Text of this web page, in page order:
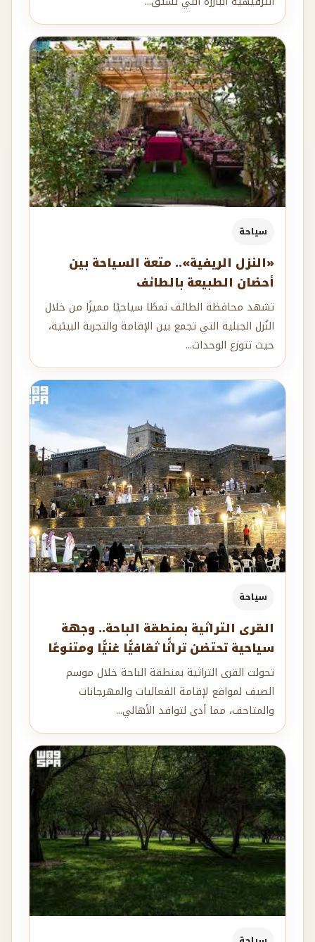
سياحة
«النزل الريفية».. متعة السياحة بين
أحضان الطبيعة بالطائف
تشهد محافظة الطائف نمطًا سياحيًا مميزًا من خلال
النُزل الجبلية التي تجمع بين الإقامة والتجربة البيئية،
حيث تتوزع الوحدات...
سياحة
القرى التراثية بمنطقة الباحة.. وجهة
سياحية تحتضن تراثًا ثقافيًّا غنيًّا ومتنوعًا
تحولت القرى التراثية بمنطقة الباحة خلال موسم
الصيف لمواقع لإقامة الفعاليات والمهرجانات
والمتاحف، مما أدى لتوافد الأهالي...